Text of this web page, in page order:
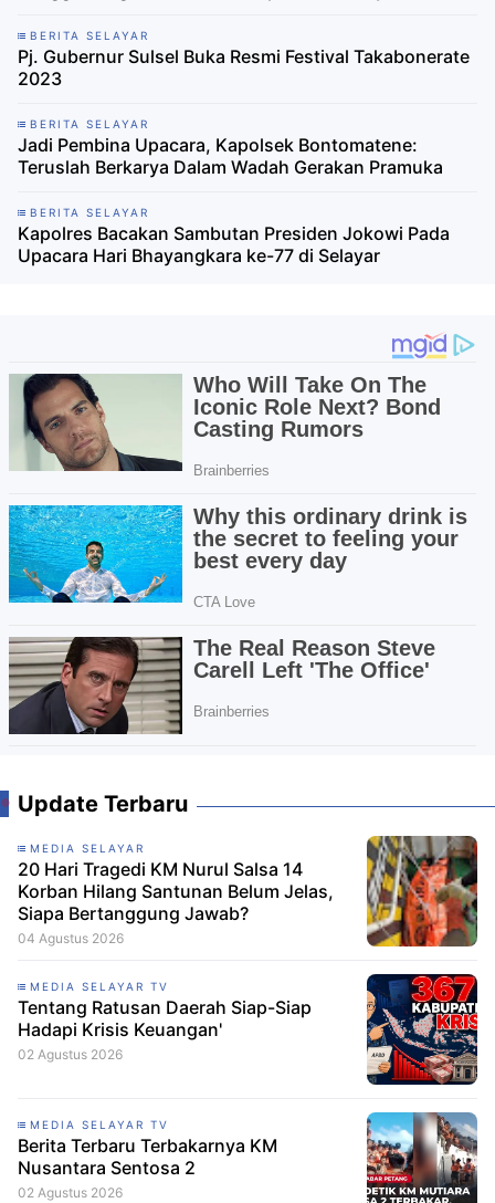
BERITA SELAYAR
Pj. Gubernur Sulsel Buka Resmi Festival Takabonerate
2023
BERITA SELAYAR
Jadi Pembina Upacara, Kapolsek Bontomatene:
Teruslah Berkarya Dalam Wadah Gerakan Pramuka
BERITA SELAYAR
Kapolres Bacakan Sambutan Presiden Jokowi Pada
Upacara Hari Bhayangkara ke-77 di Selayar
Update Terbaru
MEDIA SELAYAR
20 Hari Tragedi KM Nurul Salsa 14
Korban Hilang Santunan Belum Jelas,
Siapa Bertanggung Jawab?
04 Agustus 2026
MEDIA SELAYAR TV
Tentang Ratusan Daerah Siap-Siap
Hadapi Krisis Keuangan'
02 Agustus 2026
MEDIA SELAYAR TV
Berita Terbaru Terbakarnya KM
Nusantara Sentosa 2
02 Agustus 2026